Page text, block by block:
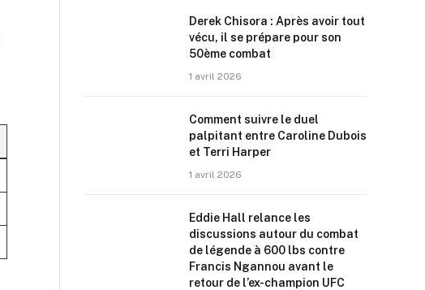
Derek Chisora : Après avoir tout
vécu, il se prépare pour son
50ème combat
1 avril 2026
Comment suivre le duel
palpitant entre Caroline Dubois
et Terri Harper
1 avril 2026
Eddie Hall relance les
discussions autour du combat
de légende à 600 lbs contre
Francis Ngannou avant le
retour de l’ex-champion UFC